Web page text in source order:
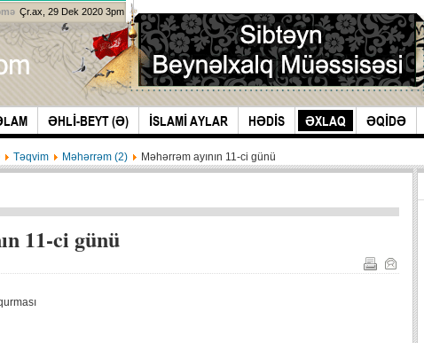
ƏHLİ-BEYT (Ə) İSLAMİ AYLAR HƏDİS ƏXLAQ ƏQİDƏ
Çr.ax, 29 Dek 2020 3pm
Təqvim Məhərrəm (2) Məhərrəm ayının 11-ci günü
11-ci günü